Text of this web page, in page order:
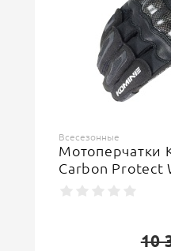
Защитный код
Всесезонные
Мотоперчатки
Carbon Protect
10